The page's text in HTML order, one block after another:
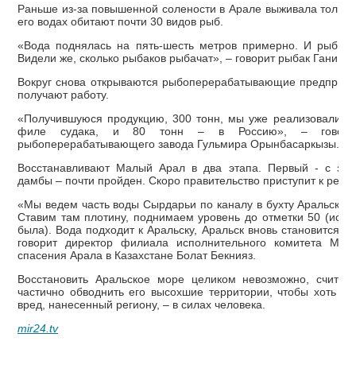
Раньше из-за повышенной солености в Арале выживала
его водах обитают почти 30 видов рыб.
«Вода поднялась на пять-шесть метров примерно. И рыбы
Видели же, сколько рыбаков рыбачат», – говорит рыбак Гани
Вокруг снова открываются рыбоперерабатывающие
получают работу.
«Получившуюся продукцию, 300 тонн, мы уже реализовали:
филе судака, и 80 тонн – в Россию», –
рыбоперерабатывающего завода Гульмира Орынбасаркызы.
Восстанавливают Малый Арал в два этапа. Первый - с
дамбы – почти пройден. Скоро правительство приступит к
«Мы ведем часть воды Сырдарьи по каналу в бухту Аральска,
Ставим там плотину, поднимаем уровень до отметки 50
была). Вода подходит к Аральску, Аральск вновь становится
говорит директор филиала исполнительного комитета
спасения Арала в Казахстане Болат Бекнияз.
Восстановить Аральское море целиком невозможно,
частично обводнить его высохшие территории, чтобы хоть
вред, нанесенный региону, – в силах человека.
mir24.tv